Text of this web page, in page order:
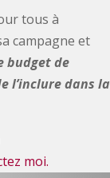
tous à
campagne et
budget de
l’inclure dans la
moi.